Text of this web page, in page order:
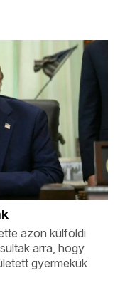
azon külföldi
arra, hogy
gyermekük